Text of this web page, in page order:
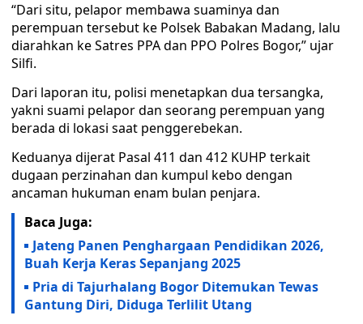
“Dari situ, pelapor membawa suaminya dan
perempuan tersebut ke Polsek Babakan Madang, lalu
diarahkan ke Satres PPA dan PPO Polres Bogor,” ujar
Silfi.
Dari laporan itu, polisi menetapkan dua tersangka,
yakni suami pelapor dan seorang perempuan yang
berada di lokasi saat penggerebekan.
Keduanya dijerat Pasal 411 dan 412 KUHP terkait
dugaan perzinahan dan kumpul kebo dengan
ancaman hukuman enam bulan penjara.
Baca Juga:
Jateng Panen Penghargaan Pendidikan 2026,
Buah Kerja Keras Sepanjang 2025
Pria di Tajurhalang Bogor Ditemukan Tewas
Gantung Diri, Diduga Terlilit Utang